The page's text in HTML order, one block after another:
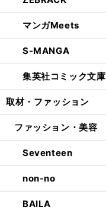
マンガMeets
S-MANGA
集英社コミック文庫
取材・ファッション
ファッション・美容
Seventeen
non-no
BAILA